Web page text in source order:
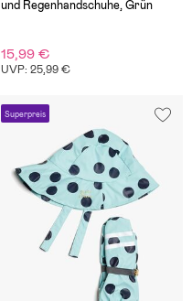
und Regenhandschuhe, Grün
15,99 €
UVP: 25,99 €
Superpreis